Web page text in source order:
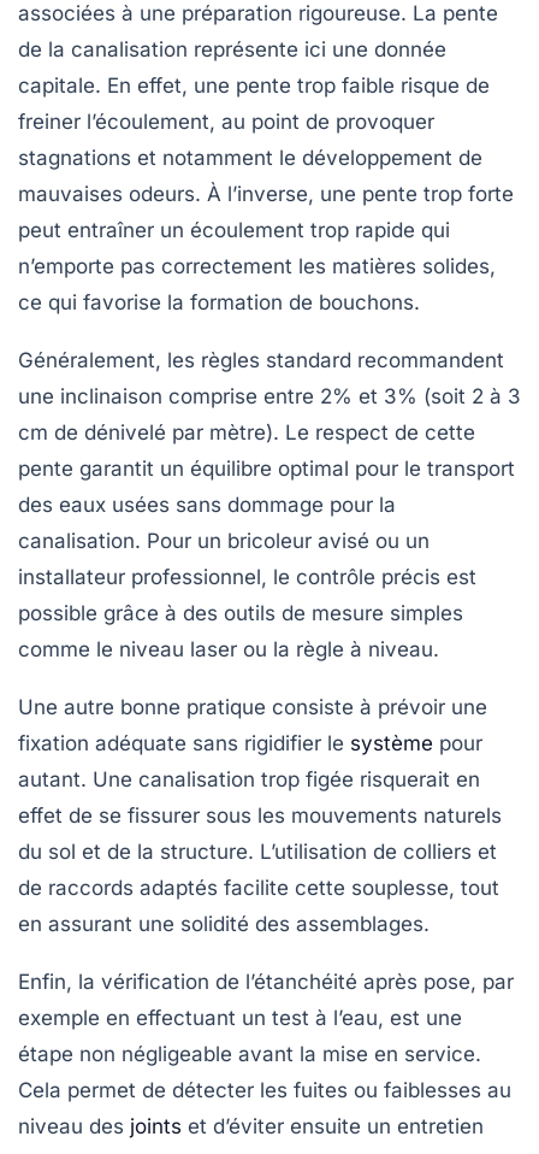
associées à une préparation rigoureuse. La pente
de la canalisation représente ici une donnée
capitale. En effet, une pente trop faible risque de
freiner l’écoulement, au point de provoquer
stagnations et notamment le développement de
mauvaises odeurs. À l’inverse, une pente trop forte
peut entraîner un écoulement trop rapide qui
n’emporte pas correctement les matières solides,
ce qui favorise la formation de bouchons.
Généralement, les règles standard recommandent
une inclinaison comprise entre 2% et 3% (soit 2 à 3
cm de dénivelé par mètre). Le respect de cette
pente garantit un équilibre optimal pour le transport
des eaux usées sans dommage pour la
canalisation. Pour un bricoleur avisé ou un
installateur professionnel, le contrôle précis est
possible grâce à des outils de mesure simples
comme le niveau laser ou la règle à niveau.
Une autre bonne pratique consiste à prévoir une
fixation adéquate sans rigidifier le système pour
autant. Une canalisation trop figée risquerait en
effet de se fissurer sous les mouvements naturels
du sol et de la structure. L’utilisation de colliers et
de raccords adaptés facilite cette souplesse, tout
en assurant une solidité des assemblages.
Enfin, la vérification de l’étanchéité après pose, par
exemple en effectuant un test à l’eau, est une
étape non négligeable avant la mise en service.
Cela permet de détecter les fuites ou faiblesses au
niveau des joints et d’éviter ensuite un entretien